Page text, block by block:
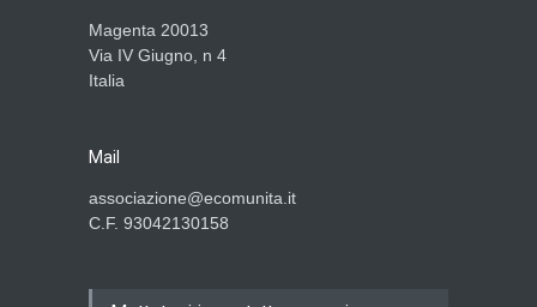
Magenta 20013
Via IV Giugno, n 4
Italia
Mail
associazione@ecomunita.it
C.F. 93042130158